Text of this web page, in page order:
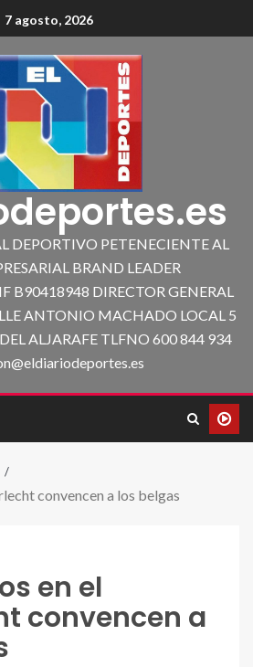
7 agosto, 2026
DEPORTIVO PETENECIENTE AL
BRAND LEADER
B90418948 DIRECTOR GENERAL
ANTONIO MACHADO LOCAL 5
ALJARAFE TLFNO 600 844 934
convencen a los belgas
en el
convencen a
centro en un partido con el
Instagram